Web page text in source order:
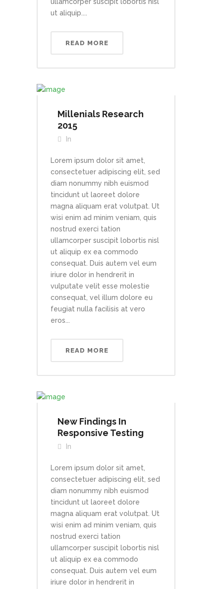
ullamcorper suscipit lobortis nisl
ut aliquip....
READ MORE
Millenials Research
2015
In
Lorem ipsum dolor sit amet,
consectetuer adipiscing elit, sed
diam nonummy nibh euismod
tincidunt ut laoreet dolore
magna aliquam erat volutpat. Ut
wisi enim ad minim veniam, quis
nostrud exerci tation
ullamcorper suscipit lobortis nisl
ut aliquip ex ea commodo
consequat. Duis autem vel eum
iriure dolor in hendrerit in
vulputate velit esse molestie
consequat, vel illum dolore eu
feugiat nulla facilisis at vero
eros...
READ MORE
New Findings In
Responsive Testing
In
Lorem ipsum dolor sit amet,
consectetuer adipiscing elit, sed
diam nonummy nibh euismod
tincidunt ut laoreet dolore
magna aliquam erat volutpat. Ut
wisi enim ad minim veniam, quis
nostrud exerci tation
ullamcorper suscipit lobortis nisl
ut aliquip ex ea commodo
consequat. Duis autem vel eum
iriure dolor in hendrerit in